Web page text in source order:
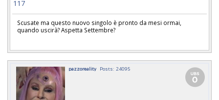
117
Scusate ma questo nuovo singolo è pronto da mesi ormai,
quando uscirà? Aspetta Settembre?
pazzoreality Posts: 24095